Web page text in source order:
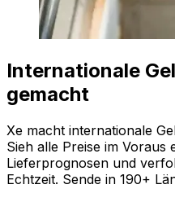
Internationale
gemacht
Xe macht internationale
Sieh alle Preise im Voraus
Lieferprognosen und
Echtzeit. Sende in 190+